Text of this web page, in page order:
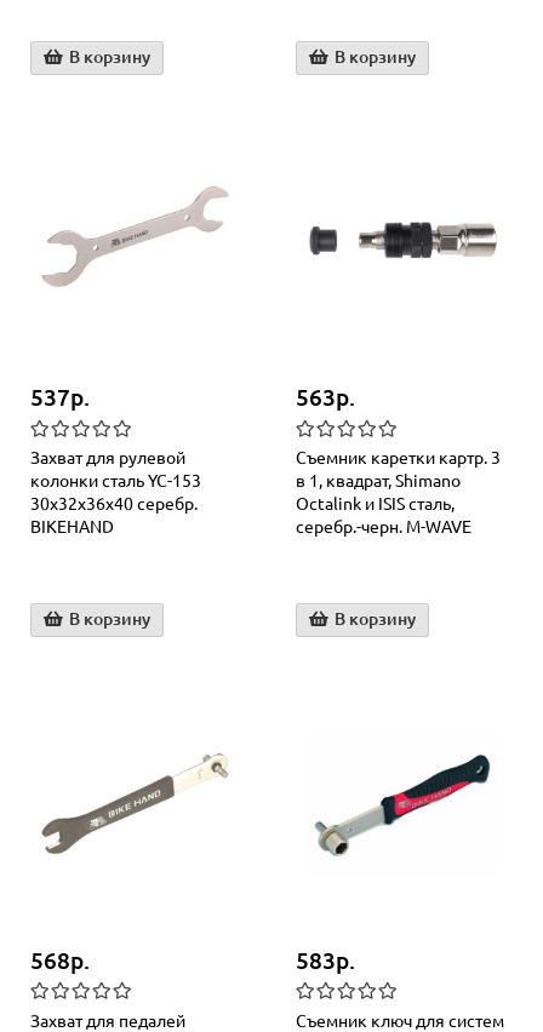
В корзину В корзину
537р.
Захват для рулевой
колонки сталь YC-153
30х32х36х40 серебр.
BIKEHAND
В корзину
563р.
Съемник каретки картр. 3
в 1, квадрат, Shimano
Octalink и ISIS сталь,
серебр.-черн. M-WAVE
В корзину
568р.
Захват для педалей
583р.
Съемник ключ для систем